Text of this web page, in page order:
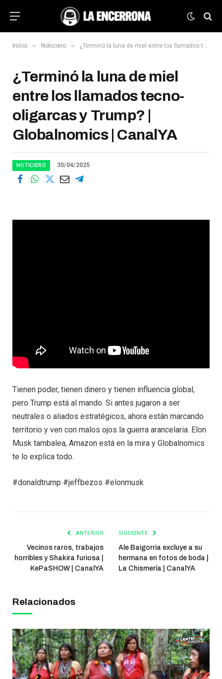
Inicio » Noticiero » ¿Terminó la luna de miel entre los llamados tecno-oligarcas y Trump? | Globalnomics | CanalYA
¿Terminó la luna de miel
entre los llamados tecno-
oligarcas y Trump? |
Globalnomics | CanalYA
NOTICIERO 30/04/2025
Tienen poder, tienen dinero y tienen influencia global,
pero Trump está al mando. Si antes jugaron a ser
neutrales o aliados estratégicos, ahora están marcando
territorio y ven con malos ojos la guerra arancelaria. Elon
Musk tambalea, Amazon está en la mira y Globalnomics
te lo explica todo.
#donaldtrump #jeffbezos #elonmusk
ANTERIOR
Vecinos raros, trabajos
horribles y Shakira furiosa |
KePaSHOW | CanalYA
SIGUIENTE
Ale Baigorria excluye a su
hermana en fotos de boda |
La Chismería | CanalYA
Relacionados